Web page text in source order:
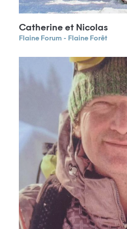
Catherine et Nicolas
Flaine Forum - Flaine Forêt